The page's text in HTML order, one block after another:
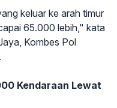
keluar ke arah timur
65.000 lebih," kata
Kombes Pol
Kendaraan Lewat